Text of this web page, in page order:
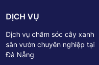
DỊCH VỤ
Dịch vụ chăm sóc cây xanh
sân vườn chuyên nghiệp tại
Đà Nẵng